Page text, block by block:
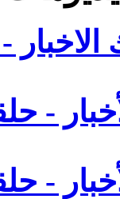
- حلقة
حلقة 28
حلقة 21